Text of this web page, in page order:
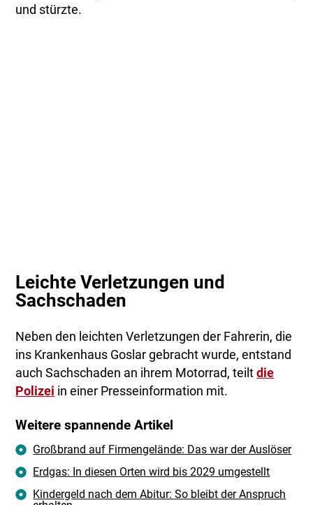
und stürzte.
Leichte Verletzungen und
Sachschaden
Neben den leichten Verletzungen der Fahrerin, die
ins Krankenhaus Goslar gebracht wurde, entstand
auch Sachschaden an ihrem Motorrad, teiltdie
Polizei in einer Presseinformation mit.
Weitere spannende Artikel
Großbrand auf Firmengelände: Das war der Auslöser
Erdgas: In diesen Orten wird bis 2029 umgestellt
Kindergeld nach dem Abitur: So bleibt der Anspruch